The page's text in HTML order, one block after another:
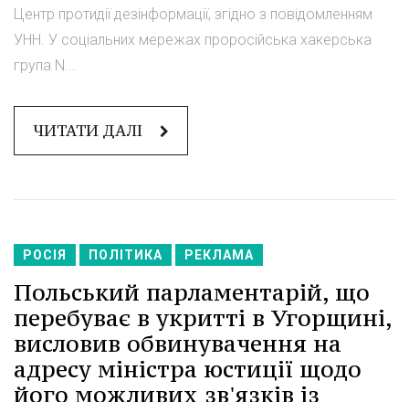
Центр протидії дезінформації, згідно з повідомленням
УНН. У соціальних мережах проросійська хакерська
група N...
ЧИТАТИ ДАЛІ
РОСІЯ ПОЛІТИКА РЕКЛАМА
Польський парламентарій, що
перебуває в укритті в Угорщині,
висловив обвинувачення на
адресу міністра юстиції щодо
його можливих зв'язків із